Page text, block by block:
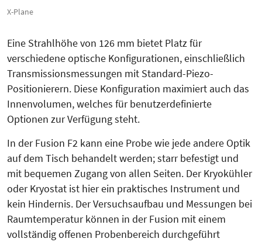
X-Plane
Eine Strahlhöhe von 126 mm bietet Platz für
verschiedene opti­sche Konfigurationen, einschließlich
Transmissionsmessungen mit Stan­dard-Piezo-
Positionierern. Diese Kon­figuration maximiert auch das
Innen­volumen, welches für benutzerdefinierte
Optionen zur Verfügung steht.
In der Fusion F2 kann eine Probe wie jede andere Optik
auf dem Tisch behandelt werden; starr befestigt und
mit bequemen Zugang von allen Seiten. Der Kryokühler
oder Kryostat ist hier ein praktisches Instrument und
kein Hindernis. Der Versuchsaufbau und Messungen bei
Raumtemperatur können in der Fusion mit einem
vollständig offenen Probenbereich durchgeführt